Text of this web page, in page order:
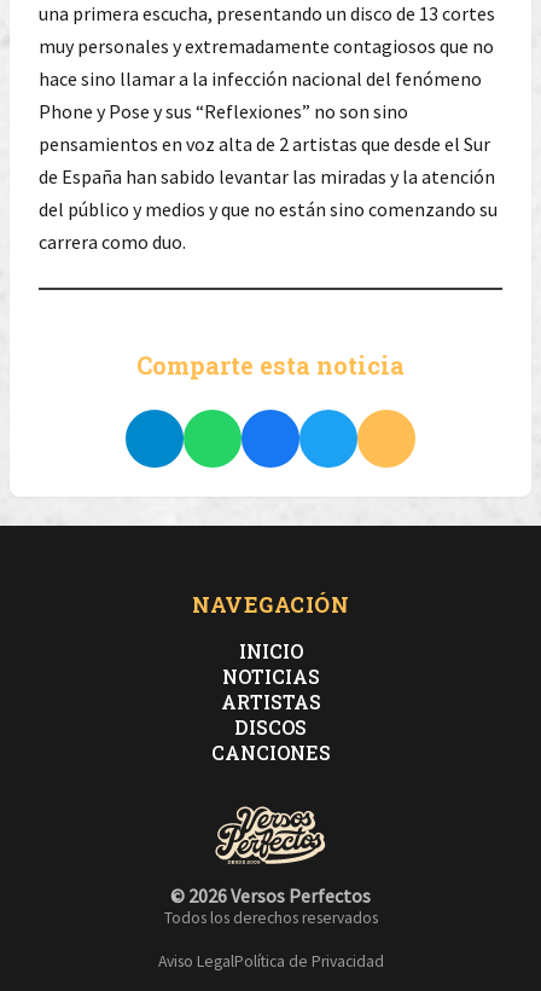
una primera escucha, presentando un disco de 13 cortes
muy personales y extremadamente contagiosos que no
hace sino llamar a la infección nacional del fenómeno
Phone y Pose y sus “Reflexiones” no son sino
pensamientos en voz alta de 2 artistas que desde el Sur
de España han sabido levantar las miradas y la atención
del público y medios y que no están sino comenzando su
carrera como duo.
Comparte esta noticia
NAVEGACIÓN
INICIO
NOTICIAS
ARTISTAS
DISCOS
CANCIONES
© 2026 Versos Perfectos
Todos los derechos reservados
Aviso LegalPolítica de Privacidad